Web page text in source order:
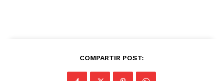
COMPARTIR POST: